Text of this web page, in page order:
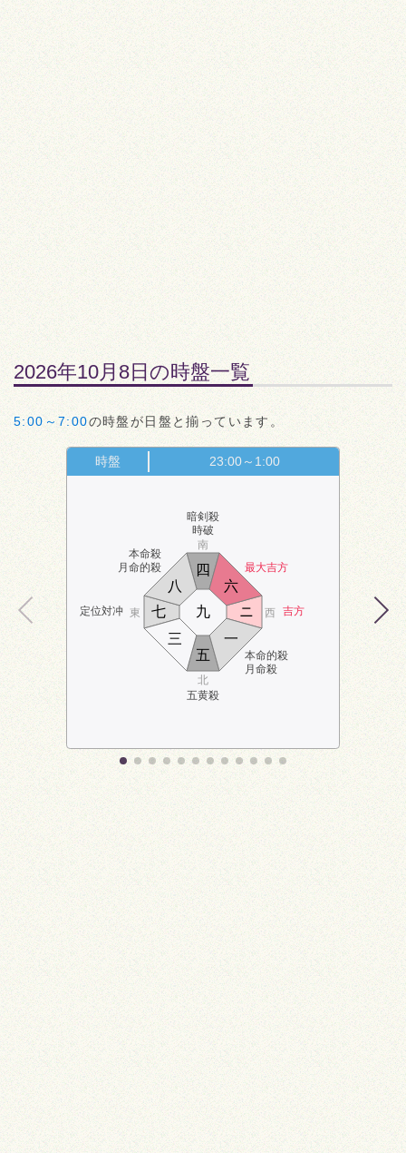
2026年10月8日の時盤一覧
5:00～7:00の時盤が日盤と揃っています。
時盤 23:00～1:00
本命殺
月命的殺
暗剣殺
時破
最大吉方
定位対冲 吉方
五黄殺
本命的殺
月命殺
南
北
東 西
五
六
七
八
九
一
ニ
三
四